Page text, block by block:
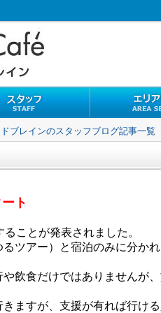
ブレインのスタッフブログ記事一覧
ト
ことが発表されました。
ツアー）と宿泊のみに分か
飲食だけではありませんが
ますが、支援が有れば行ける